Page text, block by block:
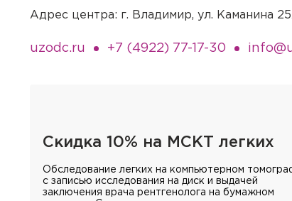
Адрес центра: г. Владимир, ул. Каманина
uzodc.ru +7 (4922) 77-17-30
Скидка 10% на МСКТ легких
Обследование легких на компьютерном
с записью исследования на диск и выдачей
заключения врача рентгенолога на бумажном